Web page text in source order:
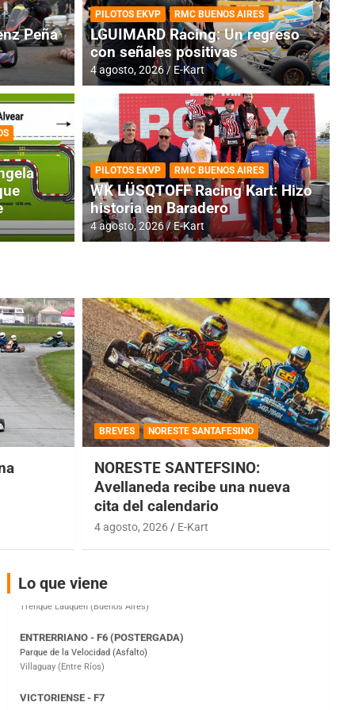
Horarios para la
Peña
PILOTOS EKVP RMC BUENOS AIRES
LGUIMARD Racing: Un regreso
con señales positivas
4 agosto, 2026 E-Kart
PILOTOS EKVP RMC BUENOS AIRES
WK LÜSQTOFF Racing Kart: Hizo
historia en Baradero
4 agosto, 2026 E-Kart
BREVES NORESTE SANTAFESINO
NORESTE SANTEFSINO:
Avellaneda recibe una nueva
cita del calendario
4 agosto, 2026 E-Kart
Lo que viene
COBERTURA ESPECIAL DE E-KART.COM.AR
IAME SERIES ARGENTINA 6
Ramiro Tot (Asfalto)
Baradero (Buenos Aires)
Ciudad de Trenque Lauquen (Asfalto)
Parque de la Velocidad (Asfalto)
Victoria (Entre Ríos)